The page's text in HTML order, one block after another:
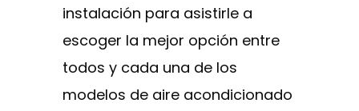
instalación para asistirle a
escoger la mejor opción entre
todos y cada una de los
modelos de aire acondicionado